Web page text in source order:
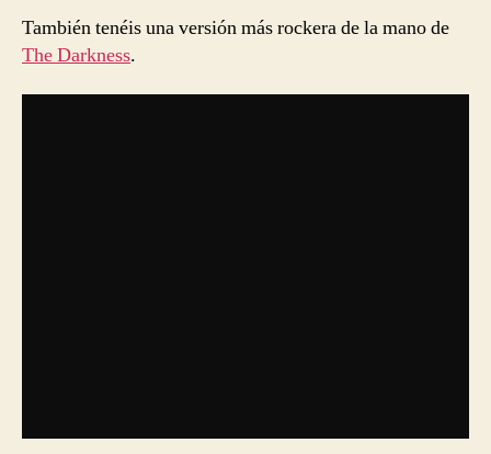
También tenéis una versión más rockera de la mano de
The Darkness.